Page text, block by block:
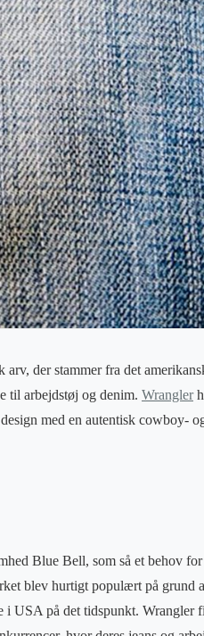
der stammer fra det
til arbejdstøj og denim. Wrangler
med en autentisk cowboy-
Blue Bell, som så et behov
blev hurtigt populært på grund
USA på det tidspunkt. Wrangler